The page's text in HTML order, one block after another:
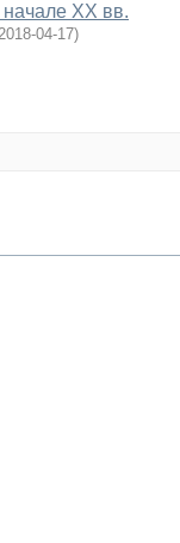
начале ХХ вв.
04-17)